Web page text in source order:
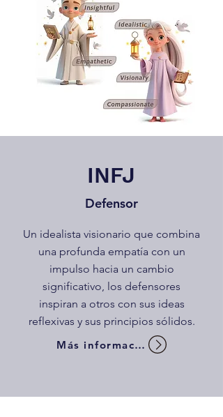
INFJ
Defensor
Un idealista visionario que combina
una profunda empatía con un
impulso hacia un cambio
significativo, los defensores
inspiran a otros con sus ideas
reflexivas y sus principios sólidos.
Más información